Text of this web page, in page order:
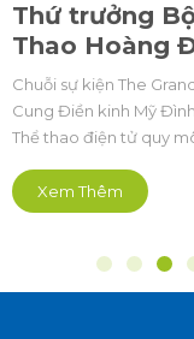
Thứ trưởng
Thao Hoàng
sinh thái
chuyên
Chuỗi sự kiện The
Cung Điền kinh Mỹ
Thể thao điện tử quy
hướng chuyên nghiệp
Xem Thêm